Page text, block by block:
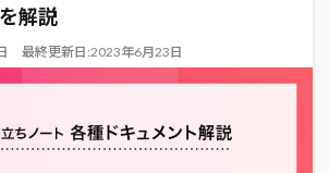
解説
最終更新日:2023年6月23日